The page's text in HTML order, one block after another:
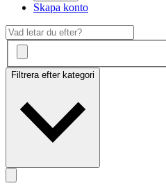
Skapa konto
Filtrera efter kategori